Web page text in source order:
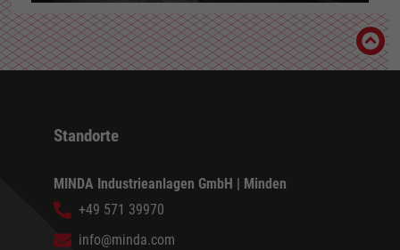
Standorte
MINDA Industrieanlagen GmbH | Minden
+49 571 39970
info@minda.com